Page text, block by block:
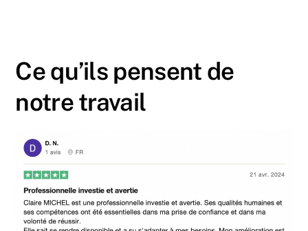
Ce qu’ils pensent de
notre travail